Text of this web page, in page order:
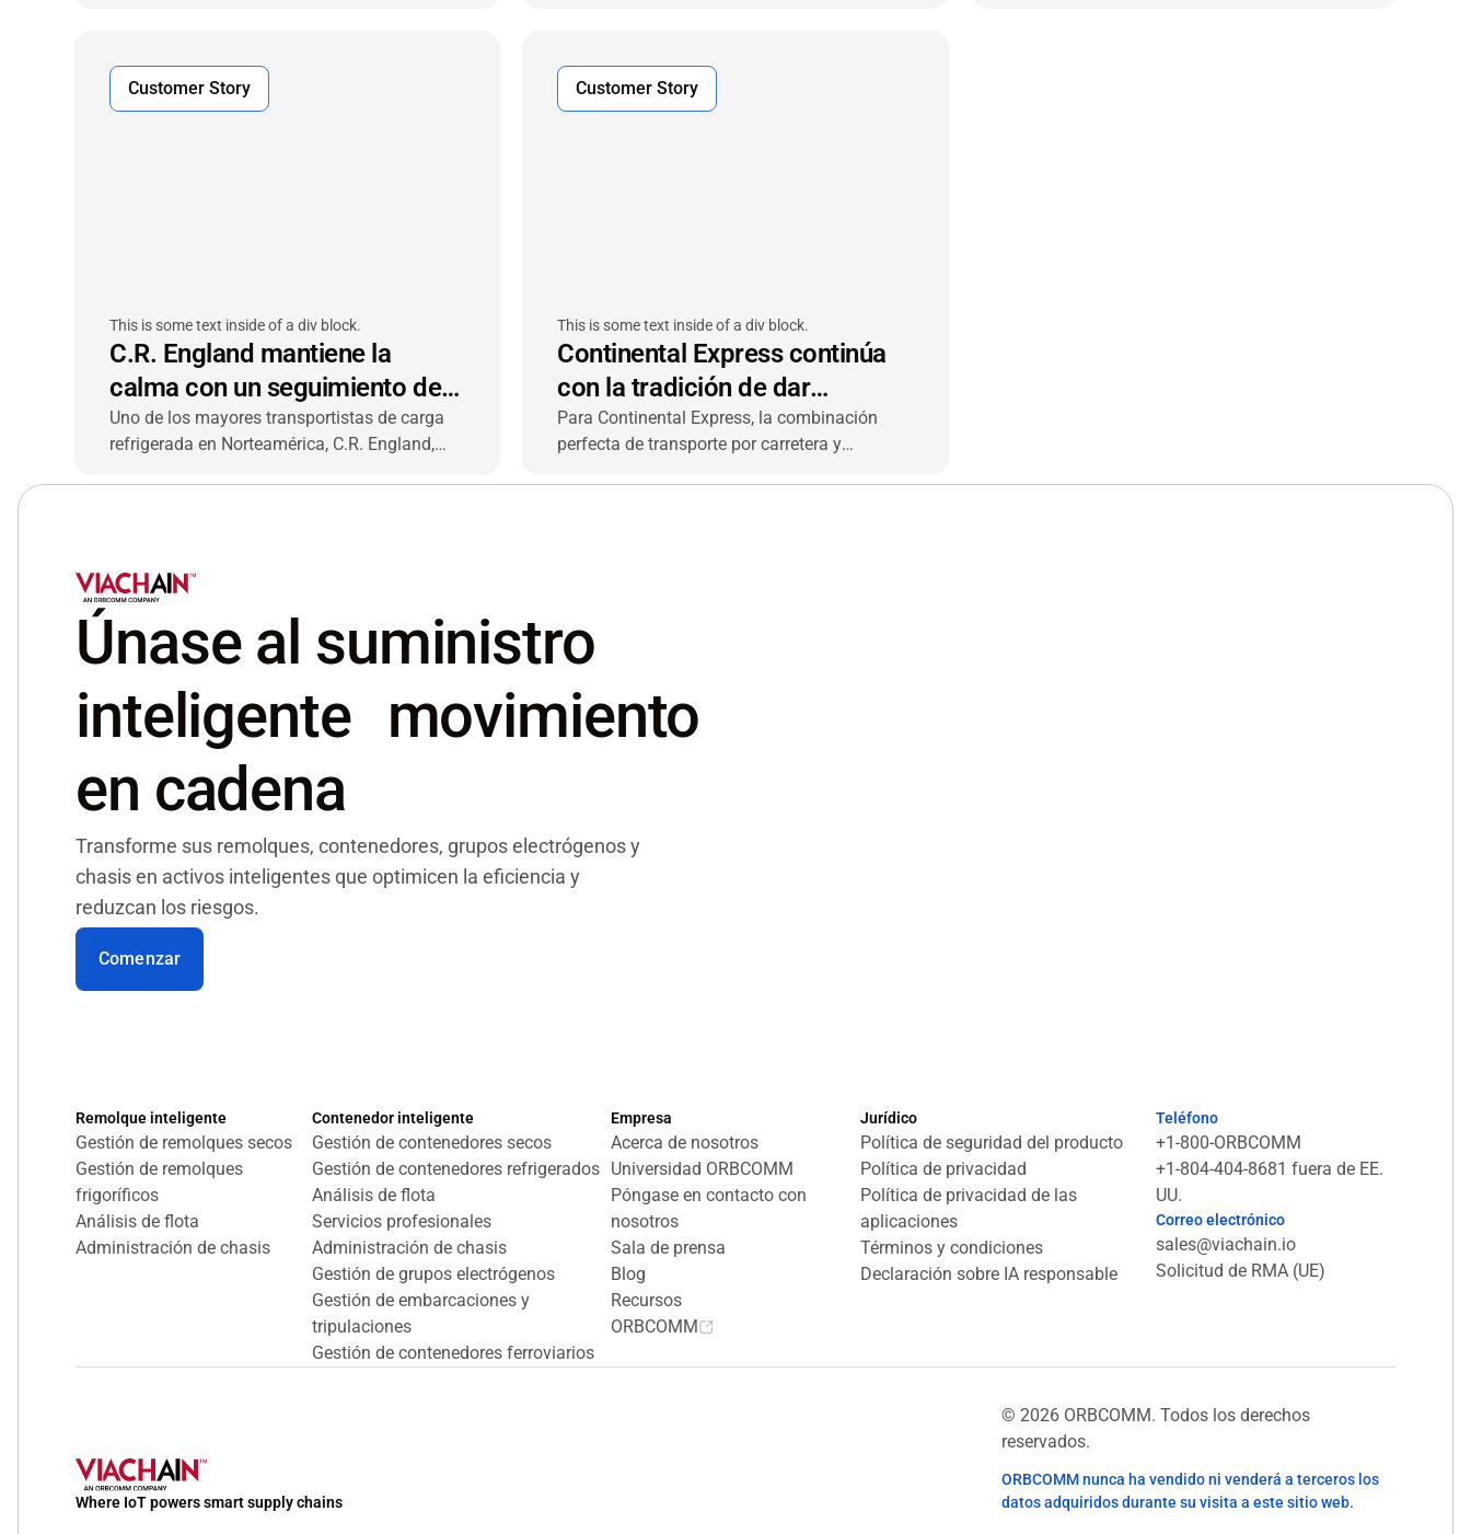
McLeod— para mejorar la visibilidad de la
flota, optimizar las operaciones y ofrecer un
Customer Story
This is some text inside of a div block.
C.R. England mantiene la
calma con un seguimiento de
última generación
Uno de los mayores transportistas de carga
refrigerada en Norteamérica, C.R. England,
retorno de la inversión.
Customer Story
This is some text inside of a div block.
Continental Express continúa
con la tradición de dar
prioridad a la tecnología en el
transporte por carretera
Para Continental Express, la combinación
perfecta de transporte por carretera y
Únase al suministro
inteligente movimiento
en cadena
Transforme sus remolques, contenedores, grupos electrógenos y
chasis en activos inteligentes que optimicen la eficiencia y
reduzcan los riesgos.
Comenzar
Remolque inteligente
Gestión de remolques secos
Gestión de remolques
frigoríficos
Análisis de flota
Administración de chasis
Contenedor inteligente
Gestión de contenedores secos
Gestión de contenedores refrigerados
Análisis de flota
Servicios profesionales
Administración de chasis
Gestión de grupos electrógenos
Gestión de embarcaciones y
tripulaciones
Gestión de contenedores ferroviarios
Empresa
Acerca de nosotros
Universidad ORBCOMM
Póngase en contacto con
nosotros
Sala de prensa
Blog
Recursos
ORBCOMM
Jurídico
Política de seguridad del producto
Política de privacidad
Política de privacidad de las
aplicaciones
Términos y condiciones
Declaración sobre IA responsable
Teléfono
+1-800-ORBCOMM
+1-804-404-8681 fuera de EE.
UU.
Correo electrónico
sales@viachain.io
Solicitud de RMA (UE)
Where IoT powers smart supply chains
© 2026 ORBCOMM. Todos los derechos
reservados.
ORBCOMM nunca ha vendido ni venderá a terceros los
datos adquiridos durante su visita a este sitio web.